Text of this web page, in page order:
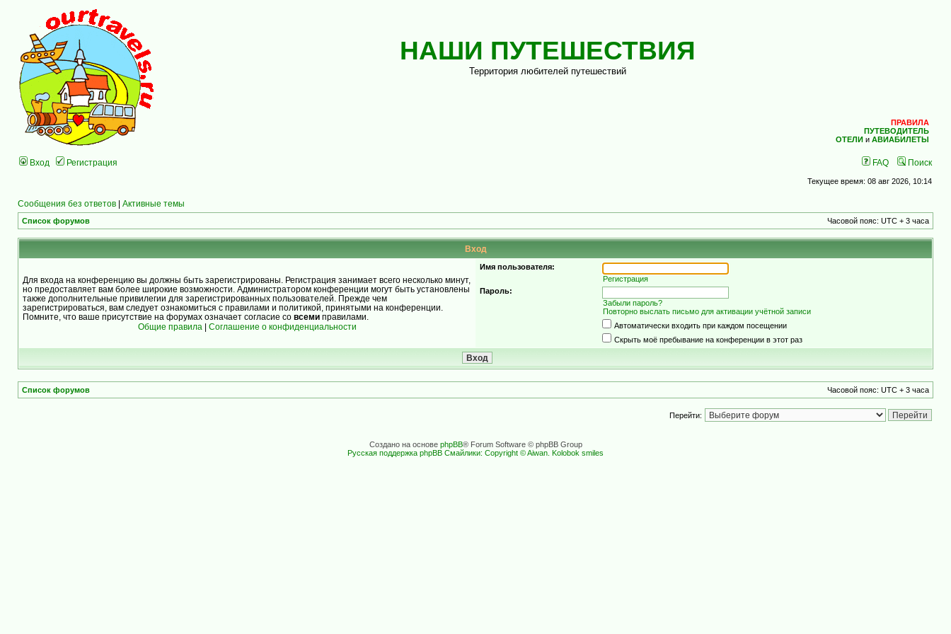
НАШИ ПУТЕШЕСТВИЯ
Территория любителей путешествий
ПРАВИЛА
ПУТЕВОДИТЕЛЬ
ОТЕЛИ и АВИАБИЛЕТЫ
Вход Регистрация FAQ Поиск
Текущее время: 08 авг 2026, 10:14
Сообщения без ответов | Активные темы
Список форумов Часовой пояс: UTC + 3 часа
Вход
Для входа на конференцию вы должны быть зарегистрированы. Регистрация занимает всего несколько минут,
но предоставляет вам более широкие возможности. Администратором конференции могут быть установлены
также дополнительные привилегии для зарегистрированных пользователей. Прежде чем
зарегистрироваться, вам следует ознакомиться с правилами и политикой, принятыми на конференции.
Помните, что ваше присутствие на форумах означает согласие со всеми правилами.
Общие правила | Соглашение о конфиденциальности
Имя пользователя:
Регистрация
Пароль:
Забыли пароль?
Повторно выслать письмо для активации учётной записи
Автоматически входить при каждом посещении
Скрыть моё пребывание на конференции в этот раз
Список форумов Часовой пояс: UTC + 3 часа
Перейти:
Создано на основе phpBB® Forum Software © phpBB Group
Русская поддержка phpBB Смайлики: Copyright © Aiwan. Kolobok smiles